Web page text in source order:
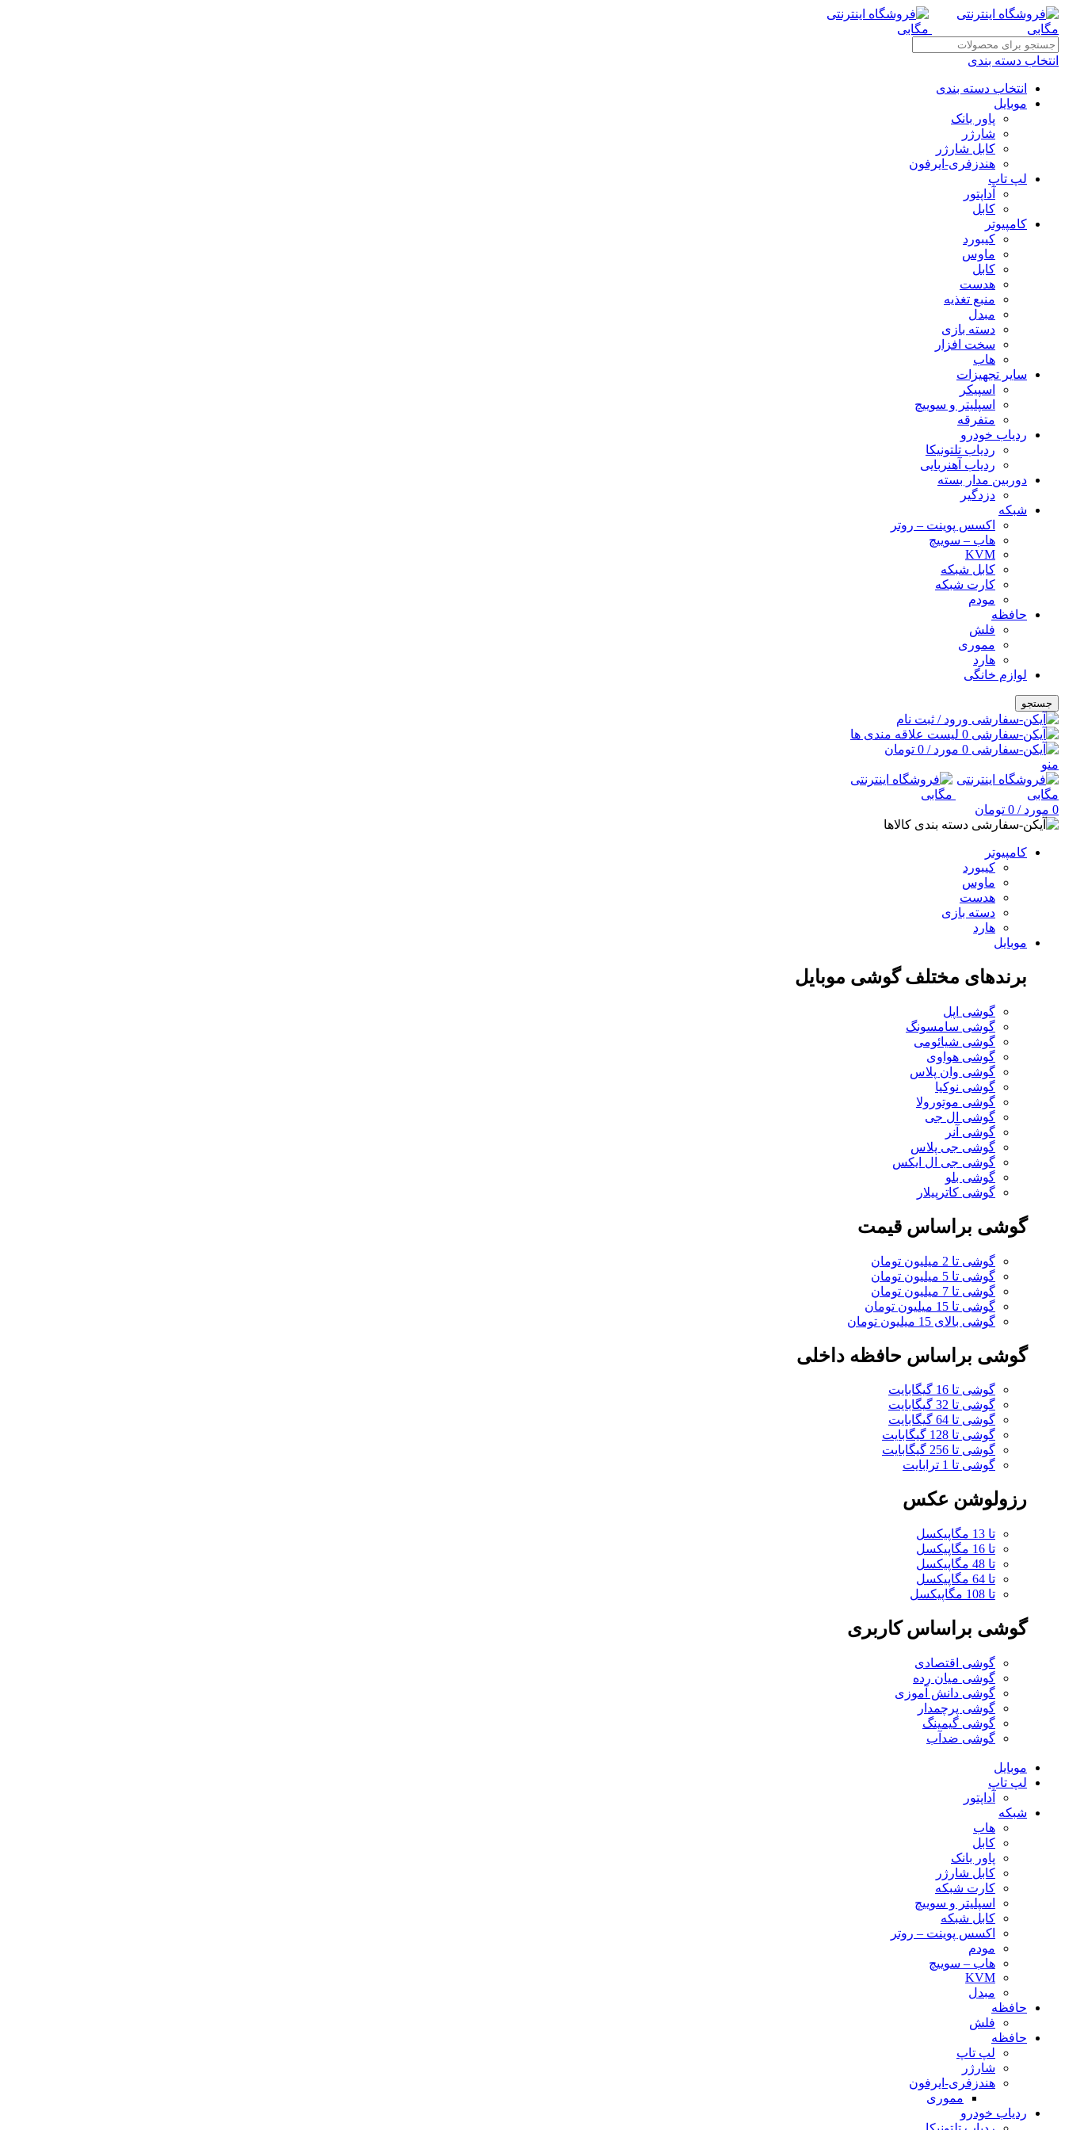
انتخاب دسته بندی
انتخاب دسته بندی
موبایل
پاور بانک
شارژر
کابل شارژر
هندزفری-ایرفون
لپ تاپ
آداپتور
کابل
کامپیوتر
کیبورد
ماوس
کابل
هدست
منبع تغذیه
مبدل
دسته بازی
سخت افزار
هاب
سایر تجهیزات
اسپیکر
اسپلیتر و سوییچ
متفرقه
ردیاب خودرو
ردیاب تلتونیکا
ردیاب آهنربایی
دوربین مدار بسته
دزدگیر
شبکه
اکسس پوینت – روتر
هاب – سوییچ
KVM
کابل شبکه
کارت شبکه
مودم
حافظه
فلش
مموری
هارد
لوازم خانگی
جستجو
ورود / ثبت نام
0 لیست علاقه مندی ها
0 مورد/
0 تومان
منو
0 مورد/
0 تومان
دسته بندی کالاها
کامپیوتر
کیبورد
ماوس
هدست
دسته بازی
هارد
موبایل
برندهای مختلف گوشی موبایل
گوشی اپل
گوشی سامسونگ
گوشی شیائومی
گوشی هواوی
گوشی وان پلاس
گوشی نوکیا
گوشی موتورولا
گوشی ال جی
گوشی آنر
گوشی جی پلاس
گوشی جی ال ایکس
گوشی بلو
گوشی کاترپیلار
گوشی براساس قیمت
گوشی تا 2 میلیون تومان
گوشی تا 5 میلیون تومان
گوشی تا 7 میلیون تومان
گوشی تا 15 میلیون تومان
گوشی بالای 15 میلیون تومان
گوشی براساس حافظه داخلی
گوشی تا 16 گیگابایت
گوشی تا 32 گیگابایت
گوشی تا 64 گیگابایت
گوشی تا 128 گیگابایت
گوشی تا 256 گیگابایت
گوشی تا 1 ترابایت
رزولوشن عکس
تا 13 مگاپیکسل
تا 16 مگاپیکسل
تا 48 مگاپیکسل
تا 64 مگاپیکسل
تا 108 مگاپیکسل
گوشی براساس کاربری
گوشی اقتصادی
گوشی میان رده
گوشی دانش آموزی
گوشی پرچمدار
گوشی گیمینگ
گوشی ضدآب
موبایل
لپ تاپ
آداپتور
شبکه
هاب
کابل
پاور بانک
کابل شارژر
کارت شبکه
اسپلیتر و سوییچ
کابل شبکه
اکسس پوینت – روتر
مودم
هاب – سوییچ
KVM
مبدل
حافظه
فلش
حافظه
لپ تاپ
شارژر
هندزفری-ایرفون
مموری
ردیاب خودرو